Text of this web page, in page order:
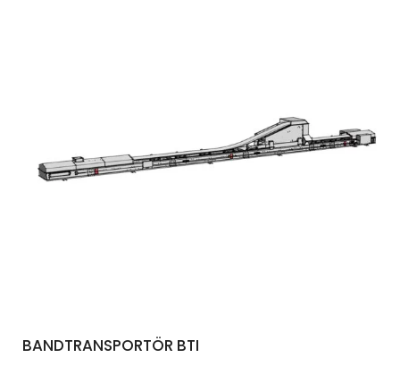
BANDTRANSPORTÖR BTI